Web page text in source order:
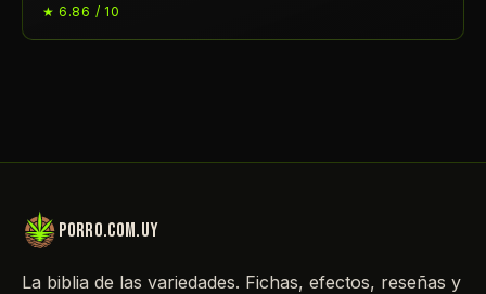
★ 6.86 / 10
porro.com.uy
La biblia de las variedades. Fichas, efectos, reseñas y